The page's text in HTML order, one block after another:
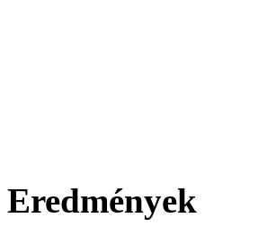
Eredmények